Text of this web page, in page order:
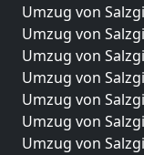
Umzug von
Umzug von
Umzug von
Umzug von
Umzug von
Umzug von
Umzug von